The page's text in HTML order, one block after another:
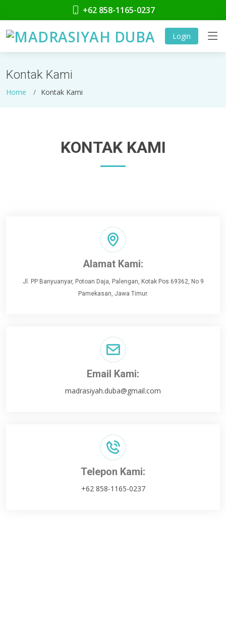
+62 858-1165-0237
Login
Kontak Kami
Home Kontak Kami
KONTAK KAMI
Alamat Kami:
Jl. PP Banyuanyar, Potoan Daja, Palengan, Kotak Pos 69362, No 9
Pamekasan, Jawa Timur.
Email Kami:
madrasiyah.duba@gmail.com
Telepon Kami:
+62 858-1165-0237